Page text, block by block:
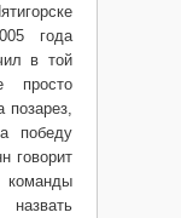
года
в той
просто
победу
говорит